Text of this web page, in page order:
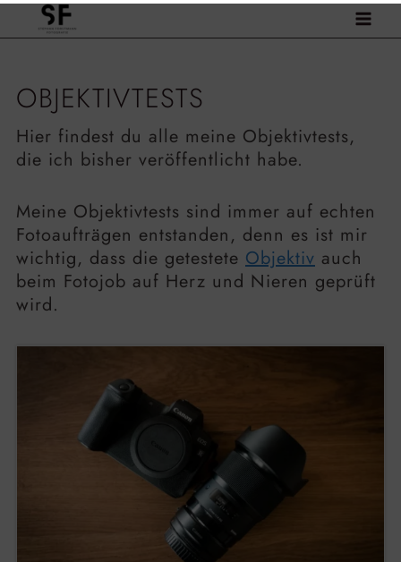
Zum
Inhalt
OBJEKTIVTESTS
Hier findest du alle meine Objektivtests,
die ich bisher veröffentlicht habe.
Meine Objektivtests sind immer auf echten
Fotoaufträgen entstanden, denn es ist mir
wichtig, dass die getestete Objektiv auch
beim Fotojob auf Herz und Nieren geprüft
wird.